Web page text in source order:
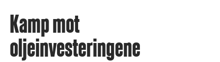
Kamp mot
oljeinvesteringene